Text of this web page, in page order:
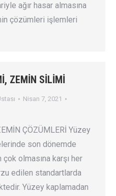
ağır hasar almasına
çözümleri işlemleri
ZEMİN SİLİMİ
Nisan 7, 2021
ÇÖZÜMLERİ Yüzey
son dönemde
olmasına karşı her
edilen standartlarda
Yüzey kaplamadan